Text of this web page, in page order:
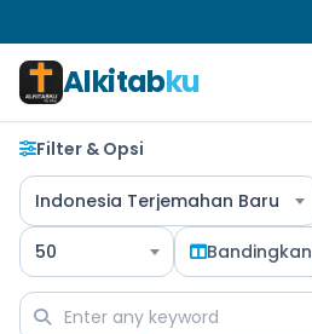
Alkitabku
Filter & Opsi
Indonesia Terjemahan Baru
50 Bandingkan